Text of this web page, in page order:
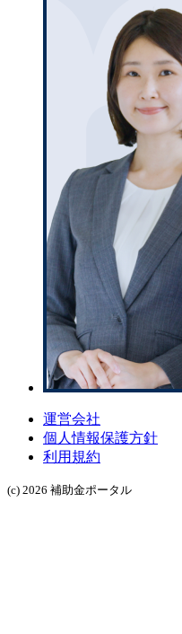
運営会社
個人情報保護方針
利用規約
(c) 2026 補助金ポータル